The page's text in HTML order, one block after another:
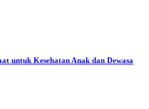
untuk Kesehatan Anak dan Dewasa